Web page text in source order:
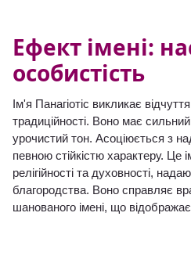
Ефект імені:
особистість
Ім'я Панагіотіс викликає
традиційності. Воно має
урочистий тон. Асоціюється з
певною стійкістю характеру. Це
релігійності та духовності,
благородства. Воно справляє
шанованого імені, що